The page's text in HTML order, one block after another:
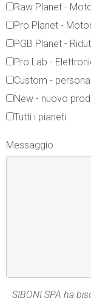
Raw Planet -
Pro Planet -
PGB Planet -
Pro Lab -
Custom -
New - nuovo
Tutti i pianeti
Messaggio
SIBONI SPA ha